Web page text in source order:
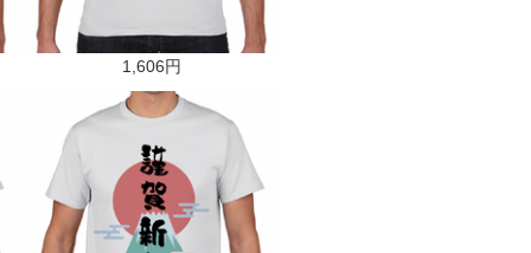
1,606円